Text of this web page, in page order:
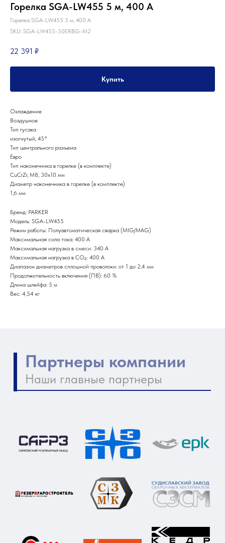
Горелка SGA-LW455 5 м, 400 А
Горелка SGA-LW455 5 м, 400 А
SKU: SGA-LW455-50ERBG-M2
22 391 ₽
Купить
Охлаждение
Воздушное
Тип гусака
изогнутый, 45°
Тип центрального разъема
Евро
Тип наконечника в горелке (в комплекте)
CuCrZr, М8, 30х10 мм
Диаметр наконечника в горелке (в комплекте)
1,6 мм
Бренд: PARKER
Модель: SGA-LW455
Режим работы: Полуавтоматическая сварка (MIG/MAG)
Максимальная сила тока: 400 А
Максимальная нагрузка в смеси: 340 А
Максимальная нагрузка в CO₂: 400 А
Диапазон диаметров сплошной проволоки: от 1 до 2,4 мм
Продолжительность включения (ПВ): 60 %
Длина шлейфа: 5 м
Вес: 4,54 кг
Партнеры компании
Наши главные партнеры